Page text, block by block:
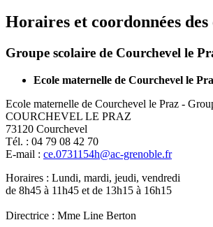
Horaires et coordonnées des
Groupe scolaire de Courchevel le
Ecole maternelle de Courchevel le
Ecole maternelle de Courchevel le Praz -
COURCHEVEL LE PRAZ
73120 Courchevel
Tél. : 04 79 08 42 70
E-mail : ce.0731154h@ac-grenoble.fr
Horaires : Lundi, mardi, jeudi, vendredi
de 8h45 à 11h45 et de 13h15 à 16h15
Directrice : Mme Line Berton